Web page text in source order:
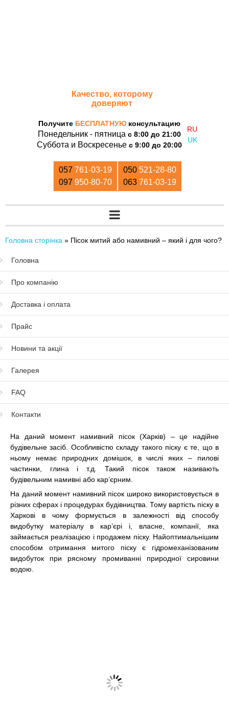
Качество, которому
доверяют
Получите БЕСПЛАТНУЮ консультацию
Понедельник - пятница с 8:00 до 21:00
Суббота и Воскресенье с 9:00 до 20:00
057 761-03-19
097 950-80-70
050 521-28-80
063 761-03-19
Головна сторінка » Пісок митий або намивний – який і для чого?
Головна
Про компанію
Доставка і оплата
Прайс
Новини та акції
Галерея
FAQ
Контакти
На даний момент намивний пісок (Харків) – це надійне
будівельне засіб. Особливістю складу такого піску є те, що в
ньому немає природних домішок, в числі яких – пилові
частинки, глина і т.д. Такий пісок також називають
будівельним намивні або кар’єрним.
На даний момент намивний пісок широко використовується в
різних сферах і процедурах будівництва. Тому вартість піску в
Харкові в чому формується в залежності від способу
видобутку матеріалу в кар’єрі і, власне, компанії, яка
займається реалізацією і продажем піску. Найоптимальнішим
способом отримання митого піску є гідромеханізованим
видобуток при рясному промиванні природної сировини
водою.